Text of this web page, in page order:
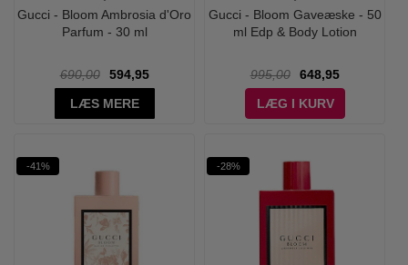
Gucci - Bloom Ambrosia d'Oro
Parfum - 30 ml
690,00
594,95
LÆS MERE
Gucci - Bloom Gaveæske - 50
ml Edp & Body Lotion
995,00
648,95
LÆG I KURV
-41% -28%